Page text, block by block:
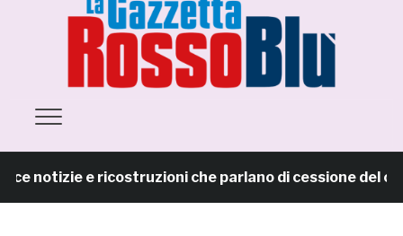
e ricostruzioni che parlano di cessione del club. IL